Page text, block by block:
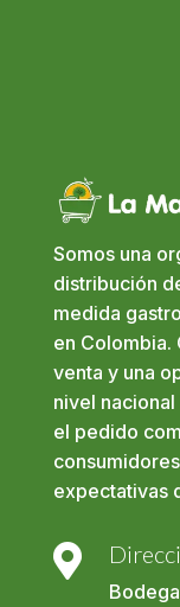
Somos una
distribución
medida
en Colombia.
venta y una
nivel
el pedido
expectativas
